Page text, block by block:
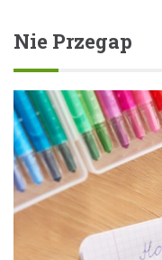
Nie Przegap